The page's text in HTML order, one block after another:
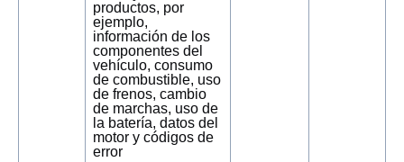
productos, por
ejemplo,
información de los
componentes del
vehículo, consumo
de combustible, uso
de frenos, cambio
de marchas, uso de
la batería, datos del
motor y códigos de
error